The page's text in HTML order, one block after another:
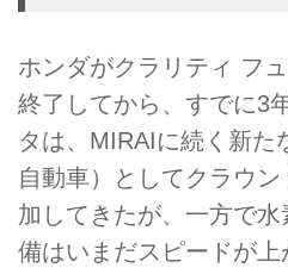
ホンダがクラリティ フ
終了してから、すでに3
タは、MIRAIに続く新た
自動車）としてクラウ
加してきたが、一方で
備はいまだスピードが